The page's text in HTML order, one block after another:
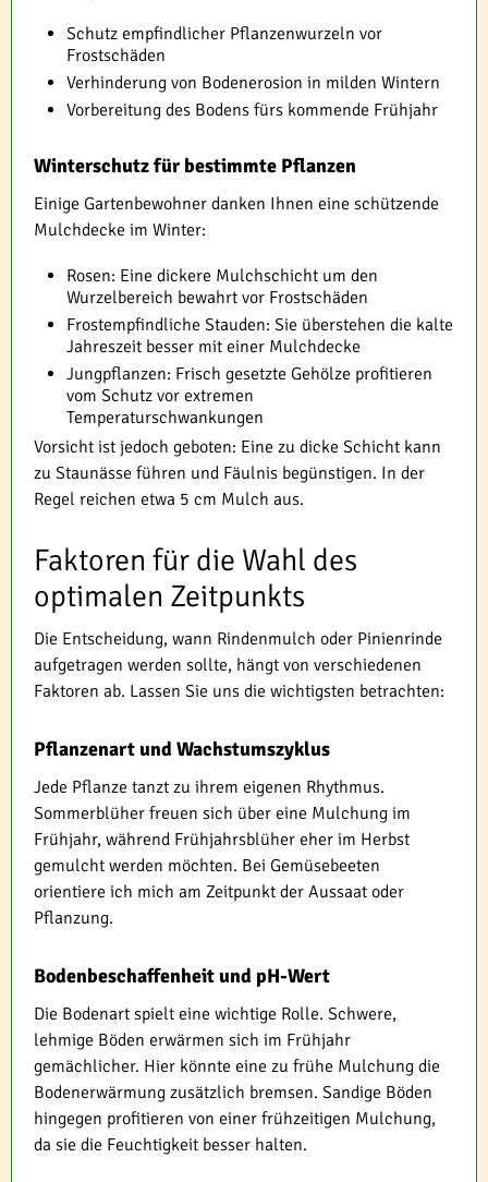
Schutz empfindlicher Pflanzenwurzeln vor
Frostschäden
Verhinderung von Bodenerosion in milden Wintern
Vorbereitung des Bodens fürs kommende Frühjahr
Winterschutz für bestimmte Pflanzen
Einige Gartenbewohner danken Ihnen eine schützende
Mulchdecke im Winter:
Rosen: Eine dickere Mulchschicht um den
Wurzelbereich bewahrt vor Frostschäden
Frostempfindliche Stauden: Sie überstehen die kalte
Jahreszeit besser mit einer Mulchdecke
Jungpflanzen: Frisch gesetzte Gehölze profitieren
vom Schutz vor extremen
Temperaturschwankungen
Vorsicht ist jedoch geboten: Eine zu dicke Schicht kann
zu Staunässe führen und Fäulnis begünstigen. In der
Regel reichen etwa 5 cm Mulch aus.
Faktoren für die Wahl des
optimalen Zeitpunkts
Die Entscheidung, wann Rindenmulch oder Pinienrinde
aufgetragen werden sollte, hängt von verschiedenen
Faktoren ab. Lassen Sie uns die wichtigsten betrachten:
Pflanzenart und Wachstumszyklus
Jede Pflanze tanzt zu ihrem eigenen Rhythmus.
Sommerblüher freuen sich über eine Mulchung im
Frühjahr, während Frühjahrsblüher eher im Herbst
gemulcht werden möchten. Bei Gemüsebeeten
orientiere ich mich am Zeitpunkt der Aussaat oder
Pflanzung.
Bodenbeschaffenheit und pH-Wert
Die Bodenart spielt eine wichtige Rolle. Schwere,
lehmige Böden erwärmen sich im Frühjahr
gemächlicher. Hier könnte eine zu frühe Mulchung die
Bodenerwärmung zusätzlich bremsen. Sandige Böden
hingegen profitieren von einer frühzeitigen Mulchung,
da sie die Feuchtigkeit besser halten.